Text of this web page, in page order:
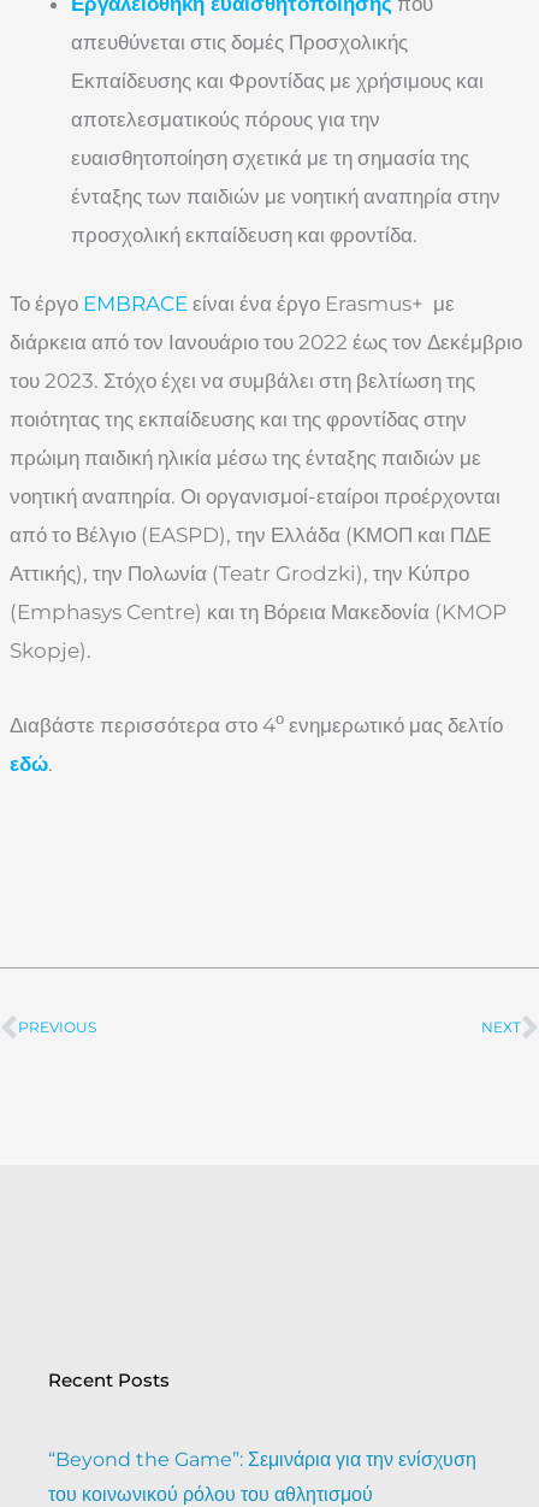
απευθύνεται στις δομές Προσχολικής
Εκπαίδευσης και Φροντίδας με χρήσιμους και
αποτελεσματικούς πόρους για την
ευαισθητοποίηση σχετικά με τη σημασία της
ένταξης των παιδιών με νοητική αναπηρία στην
προσχολική εκπαίδευση και φροντίδα.
Το έργο EMBRACE είναι ένα έργο Erasmus+ με
διάρκεια από τον Ιανουάριο του 2022 έως τον Δεκέμβριο
του 2023. Στόχο έχει να συμβάλει στη βελτίωση της
ποιότητας της εκπαίδευσης και της φροντίδας στην
πρώιμη παιδική ηλικία μέσω της ένταξης παιδιών με
νοητική αναπηρία. Οι οργανισμοί-εταίροι προέρχονται
από το Βέλγιο (EASPD), την Ελλάδα (ΚΜΟΠ και ΠΔΕ
Αττικής), την Πολωνία (Teatr Grodzki), την Κύπρο
(Emphasys Centre) και τη Βόρεια Μακεδονία (KMOP
Skopje).
Διαβάστε περισσότερα στο 4ο ενημερωτικό μας δελτίο
εδώ.
Prev
PREVIOUS NEXT
Recent Posts
“Beyond the Game”: Σεμινάρια για την ενίσχυση
του κοινωνικού ρόλου του αθλητισμού